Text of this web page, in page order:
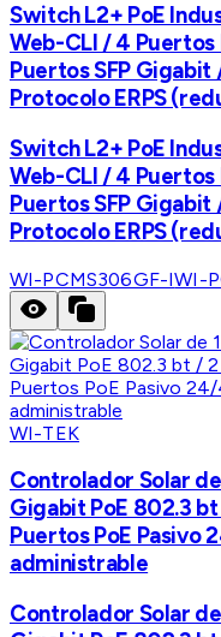
Switch L2+ PoE
Web-CLI / 4
Puertos SFP Gigabit
Protocolo ERPS
Switch L2+ PoE
Web-CLI / 4
Puertos SFP Gigabit
Protocolo ERPS
WI-PCMS306GF-IWI-
WI-TEK
Controlador Solar
Gigabit PoE 802.3
Puertos PoE Pasivo
administrable
Controlador Solar